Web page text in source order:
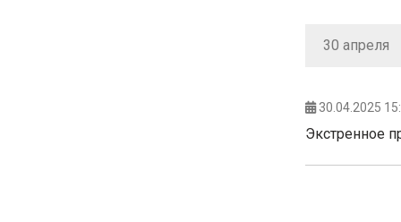
30 апреля
30.04.2025
Экстренное